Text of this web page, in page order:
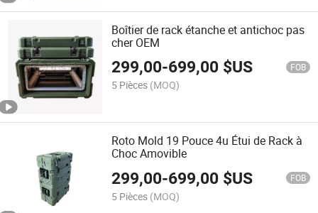
Boîtier de rack étanche et antichoc pas
cher OEM
299,00-699,00 $US FOB
5 Pièces (MOQ)
Roto Mold 19 Pouce 4u Étui de Rack à
Choc Amovible
299,00-699,00 $US FOB
5 Pièces (MOQ)